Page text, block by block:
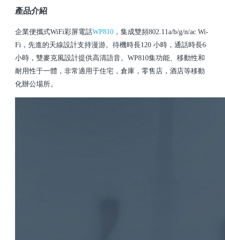
產品介紹
企業便攜式WiFi彩屏電話WP810 ，集成雙頻802.11a/b/g/n/ac Wi-
Fi，先進的天線設計支持漫游。待機時長120 小時，通話時長6
小時，雙麥克風設計提供高清語音。WP810集功能、移動性和
耐用性于一體，非常適用于住宅，倉庫，零售店，酒店等移動
化辦公場所。